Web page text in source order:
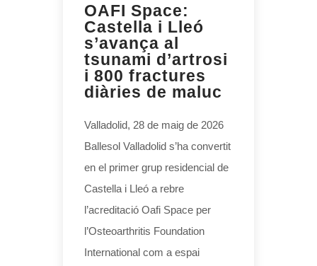
OAFI Space:
Castella i Lleó
s’avança al
tsunami d’artrosi
i 800 fractures
diàries de maluc
Valladolid, 28 de maig de 2026
Ballesol Valladolid s’ha convertit
en el primer grup residencial de
Castella i Lleó a rebre
l’acreditació Oafi Space per
l’Osteoarthritis Foundation
International com a espai